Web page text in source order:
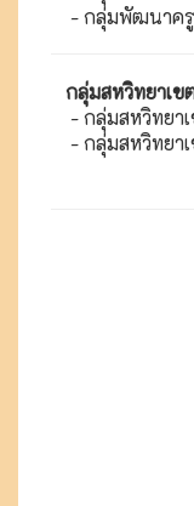
- กลุ่มพัฒนาครู
กลุ่มสหวิทยาเข
- กลุ่มสหวิทยาเ
- กลุ่มสหวิทยา